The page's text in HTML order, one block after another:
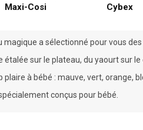
Maxi-Cosi Cybex
magique a sélectionné pour vous des
sur le plateau, du yaourt sur le
à bébé : mauve, vert, orange,
conçus pour bébé.